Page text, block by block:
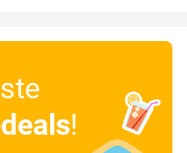
!